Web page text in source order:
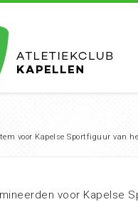
voor Kapelse Sportfiguur van
voor Kapelse